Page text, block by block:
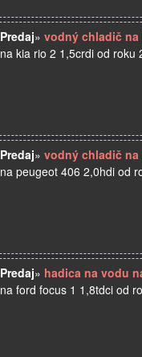
Predaj» vodný chladič na
na kia rio 2 1,5crdi od roku
Predaj» vodný chladič na
na peugeot 406 2,0hdi od
Predaj» hadica na vodu
na ford focus 1 1,8tdci od